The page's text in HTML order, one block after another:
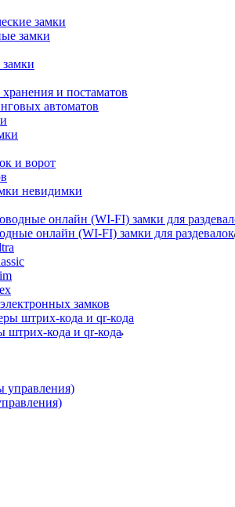
замки
замки
и постаматов
автоматов
и ворот
невидимки
онлайн (WI-FI) замки для раздевалок
замков
штрих-кода и qr-кода